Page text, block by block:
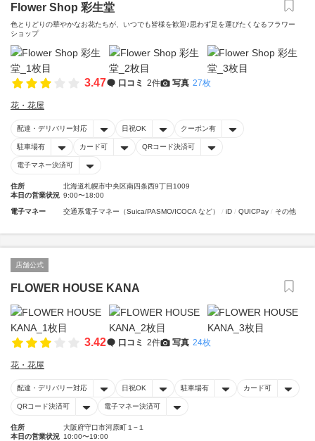
Flower Shop 彩生堂
色とりどりの華やかなお花たちが、いつでも皆様を歓迎♪思わず足を運びたくなるフラワー
ショップ
3.47 口コミ 2件 写真 27枚
花・花屋
配達・デリバリー対応 日祝OK クーポン有
駐車場有 カード可 QRコード決済可
電子マネー決済可
住所
北海道札幌市中央区南四条西9丁目1009
本日の営業状況 9:00〜18:00
電子マネー 交通系電子マネー（Suica/PASMO/ICOCA など） iD QUICPay その他
店舗公式
FLOWER HOUSE KANA
3.42 口コミ 2件 写真 24枚
花・花屋
配達・デリバリー対応 日祝OK 駐車場有 カード可
QRコード決済可 電子マネー決済可
住所
大阪府守口市河原町１−１
本日の営業状況 10:00〜19:00